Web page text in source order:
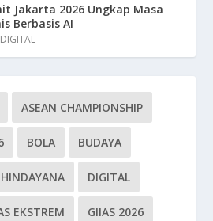
Jakarta 2026 Ungkap Masa
Berbasis AI
DIGITAL
ASEAN CHAMPIONSHIP
BOLA BUDAYA
DIGITAL
EKSTREM GIIAS 2026